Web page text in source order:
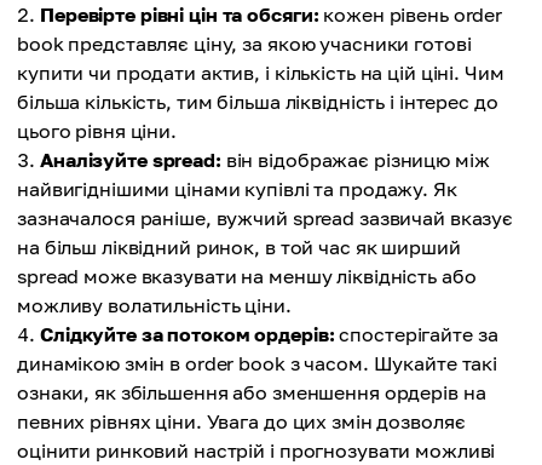
Перевірте рівні цін та обсяги: кожен рівень order
book представляє ціну, за якою учасники готові
купити чи продати актив, і кількість на цій ціні. Чим
більша кількість, тим більша ліквідність і інтерес до
цього рівня ціни.
Аналізуйте spread: він відображає різницю між
найвигіднішими цінами купівлі та продажу. Як
зазначалося раніше, вужчий spread зазвичай вказує
на більш ліквідний ринок, в той час як ширший
spread може вказувати на меншу ліквідність або
можливу волатильність ціни.
Слідкуйте за потоком ордерів: спостерігайте за
динамікою змін в order book з часом. Шукайте такі
ознаки, як збільшення або зменшення ордерів на
певних рівнях ціни. Увага до цих змін дозволяє
оцінити ринковий настрій і прогнозувати можливі